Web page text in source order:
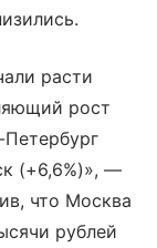
расти
рост
(+6,6%)», —
что Москва
рублей